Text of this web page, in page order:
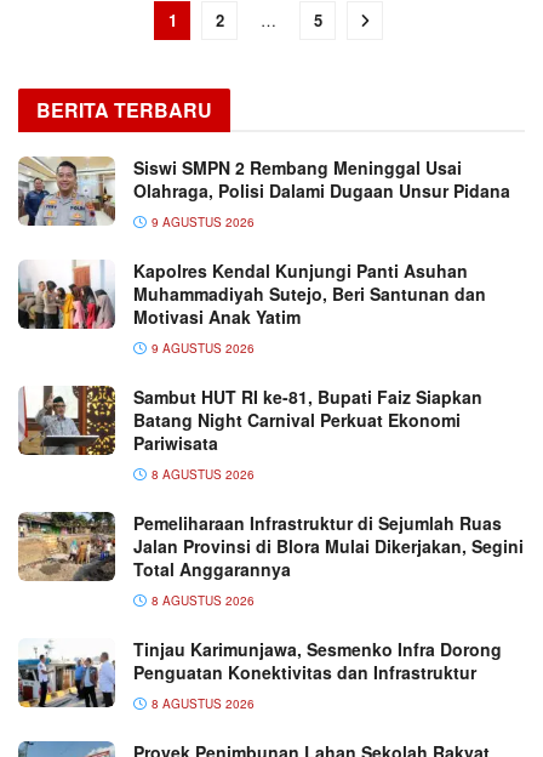
1 2 … 5
BERITA TERBARU
Siswi SMPN 2 Rembang Meninggal Usai
Olahraga, Polisi Dalami Dugaan Unsur Pidana
9 AGUSTUS 2026
Kapolres Kendal Kunjungi Panti Asuhan
Muhammadiyah Sutejo, Beri Santunan dan
Motivasi Anak Yatim
9 AGUSTUS 2026
Sambut HUT RI ke-81, Bupati Faiz Siapkan
Batang Night Carnival Perkuat Ekonomi
Pariwisata
8 AGUSTUS 2026
Pemeliharaan Infrastruktur di Sejumlah Ruas
Jalan Provinsi di Blora Mulai Dikerjakan, Segini
Total Anggarannya
8 AGUSTUS 2026
Tinjau Karimunjawa, Sesmenko Infra Dorong
Penguatan Konektivitas dan Infrastruktur
8 AGUSTUS 2026